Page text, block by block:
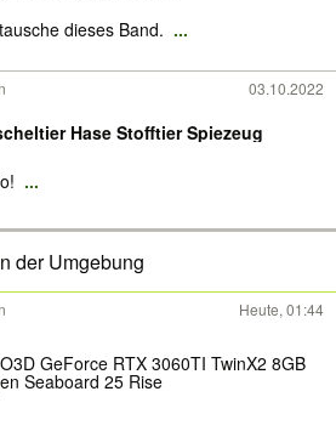
dieses Band. ...
03.10.2022
Hase Stofftier Spiezeug
...
der Umgebung
Heute, 01:44
GeForce RTX 3060TI TwinX2 8GB
Seaboard 25 Rise